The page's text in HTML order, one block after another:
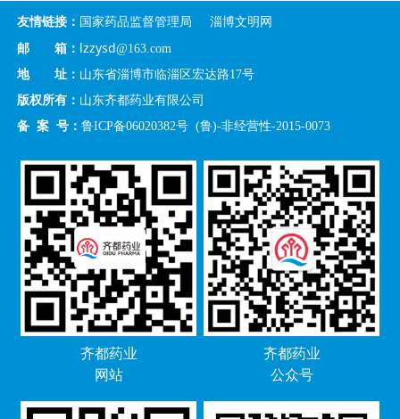
友情链接： 国家药品监督管理局
淄博文明网
邮 箱： lzzysd@163.com
地 址： 山东省淄博市临淄区宏达路17号
版权所有： 山东齐都药业有限公司
备 案 号： 鲁ICP备06020382号 (鲁)-非经营性-2015-0073
齐都药业
网站
齐都药业
公众号